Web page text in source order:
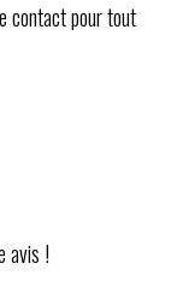
contact pour tout
avis !